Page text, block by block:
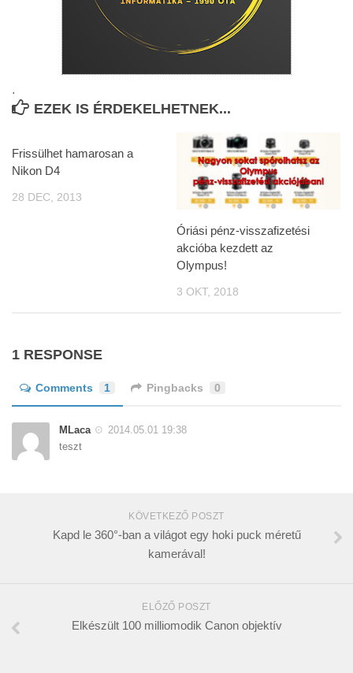
.
EZEK IS ÉRDEKELHETNEK...
Frissülhet hamarosan a
Nikon D4
28 DEC, 2013
Óriási pénz-visszafizetési
akcióba kezdett az
Olympus!
3 OKT, 2018
1 RESPONSE
Comments 1 Pingbacks 0
MLaca
2014.05.01 19:38
teszt
KÖVETKEZŐ POSZT
Kapd le 360°-ban a világot egy hoki puck méretű
kamerával!
ELŐZŐ POSZT
Elkészült 100 milliomodik Canon objektív